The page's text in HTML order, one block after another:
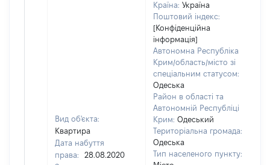
Вид об'єкта:
Квартира
Дата набуття
права:
28.08.2020
Країна: Україна
Поштовий індекс:
[Конфіденційна
інформація]
Автономна Республіка
Крим/область/місто зі
спеціальним статусом:
Одеська
Район в області та
Автономній Республіці
Крим: Одеський
Територіальна громада:
Одеська
Тип населеного пункту: